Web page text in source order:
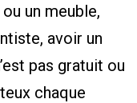
un meuble,
avoir un
pas gratuit ou
chaque